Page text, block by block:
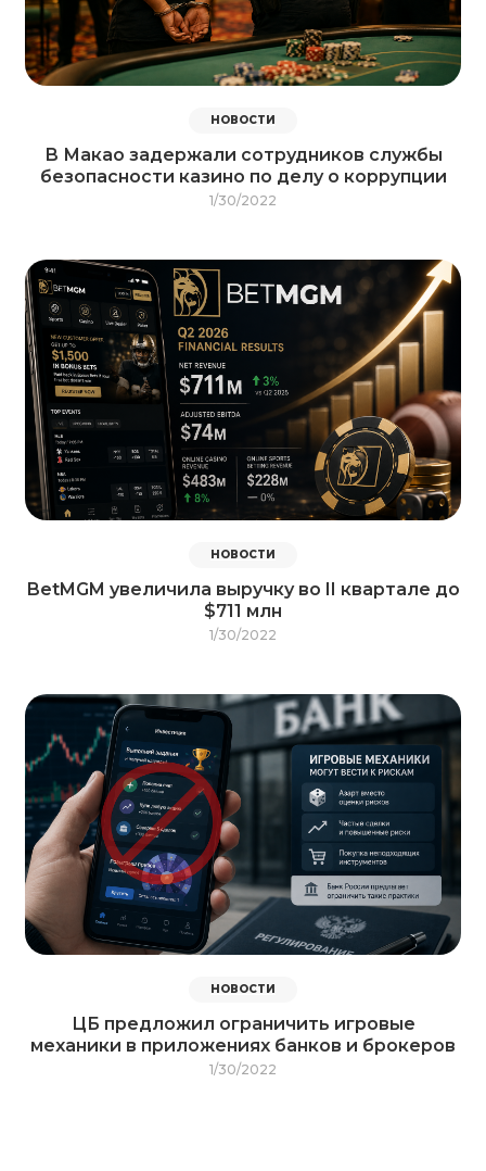
НОВОСТИ
В Макао задержали сотрудников службы
безопасности казино по делу о коррупции
1/30/2022
НОВОСТИ
BetMGM увеличила выручку во II квартале до
$711 млн
1/30/2022
НОВОСТИ
ЦБ предложил ограничить игровые
механики в приложениях банков и брокеров
1/30/2022